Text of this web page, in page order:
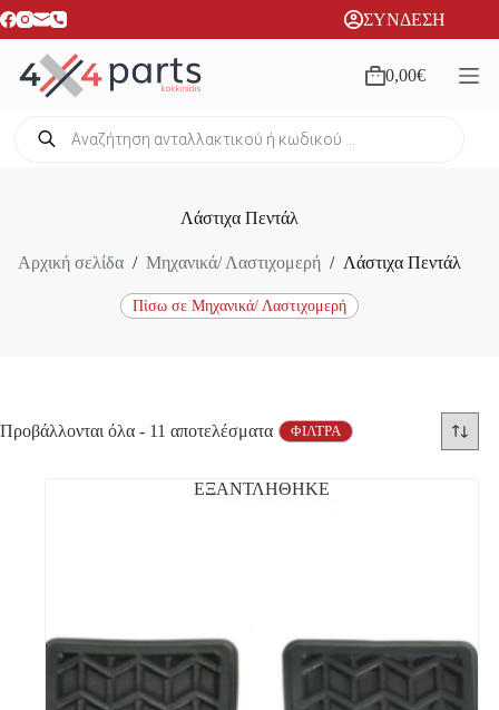
Μετάβαση
στο
ΣΥΝΔΕΣΗ
Καλάθι
0,00€
search
Λάστιχα Πεντάλ
Αρχική σελίδα / Μηχανικά/ Λαστιχομερή / Λάστιχα Πεντάλ
Πίσω σε Μηχανικά/ Λαστιχομερή
Προβάλλονται όλα - 11 αποτελέσματαSorted
ΦΙΛΤΡΑ
ΕΞΑΝΤΛΗΘΗΚΕ